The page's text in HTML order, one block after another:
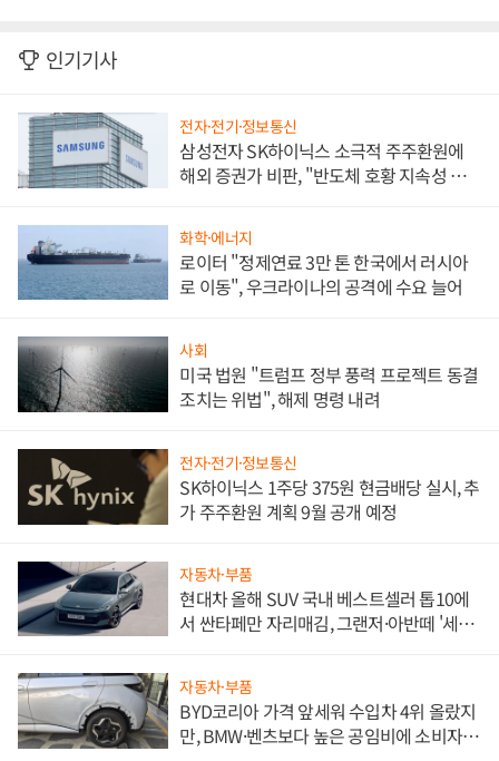
인기기사
전자·전기·정보통신
삼성전자 SK하이닉스 소극적 주주환원에
해외 증권가 비판, "반도체 호황 지속성 의
화학·에너지
로이터 "정제연료 3만 톤 한국에서 러시아
로 이동", 우크라이나의 공격에 수요 늘어
사회
미국 법원 "트럼프 정부 풍력 프로젝트 동결
조치는 위법", 해제 명령 내려
전자·전기·정보통신
SK하이닉스 1주당 375원 현금배당 실시, 추
가 주주환원 계획 9월 공개 예정
자동차·부품
현대차 올해 SUV 국내 베스트셀러 톱10에
서 싼타페만 자리매김, 그랜저·아반떼 '세단
자동차·부품
BYD코리아 가격 앞세워 수입차 4위 올랐지
만, BMW·벤츠보다 높은 공임비에 소비자